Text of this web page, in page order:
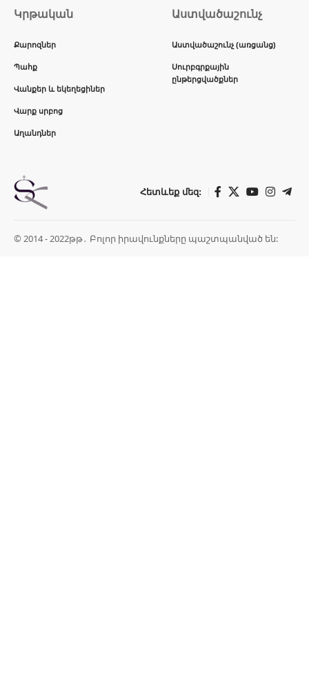
Կրթական
Քարոզներ
Պահք
Վանքեր և եկեղեցիներ
Վարք սրբոց
Աղանդներ
Աստվածաշունչ
Աստվածաշունչ (առցանց)
Սուրբգրքային
ընթերցվածքներ
Հետևեք մեզ:
© 2014 - 2022թթ․ Բոլոր իրավունքները պաշտպանված են: